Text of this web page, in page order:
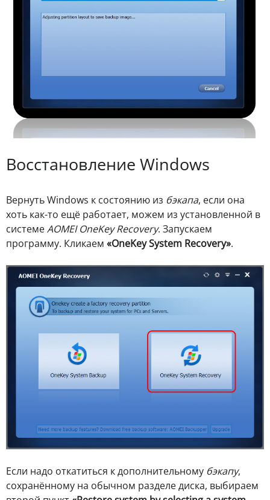
Восстановление Windows
Вернуть Windows к состоянию из бэкапа, если она
хоть как-то ещё работает, можем из установленной в
системеAOMEI OneKey Recovery. Запускаем
программу. Кликаем «OneKey System Recovery».
Если надо откатиться к дополнительному бэкапу,
сохранённому на обычном разделе диска, выбираем